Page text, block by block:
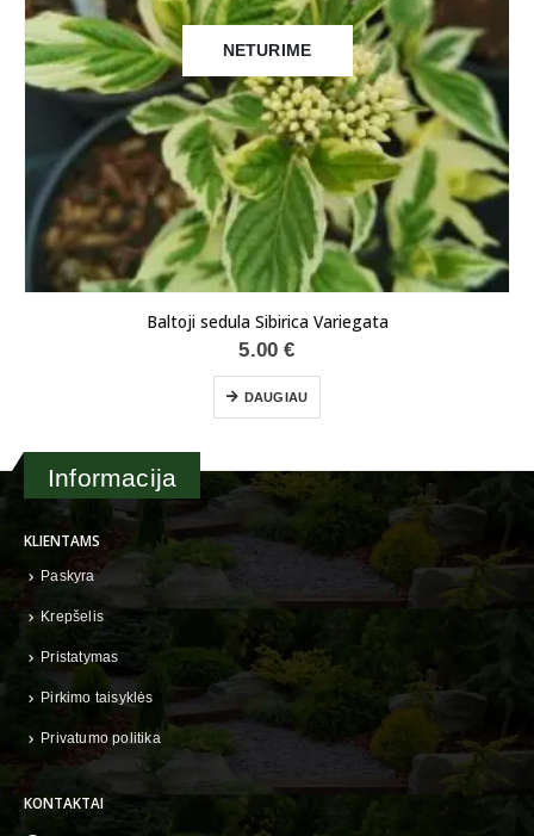
NETURIME
Baltoji sedula Sibirica Variegata
5.00€
DAUGIAU
Informacija
KLIENTAMS
Paskyra
Krepšelis
Pristatymas
Pirkimo taisyklės
Privatumo politika
KONTAKTAI